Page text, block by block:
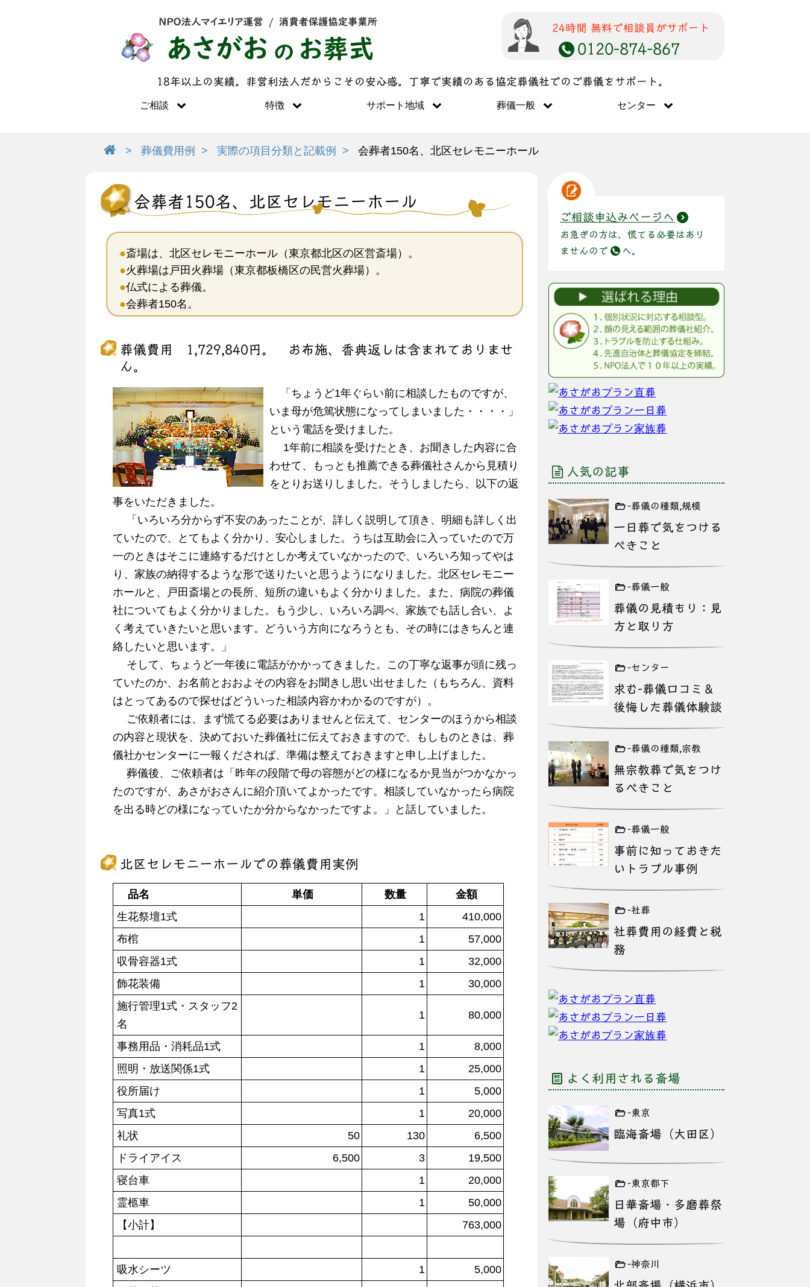
24時間 無料で相談員がサポート
0120-874-867
18年以上の実績。非営利法人だからこその安心感。丁寧で実績のある協定葬儀社でのご葬儀をサポート。
ご相談 特徴 サポート地域 葬儀一般 センター
葬儀費用例 実際の項目分類と記載例 会葬者150名、北区セレモニーホール
会葬者150名、北区セレモニーホール
●斎場は、北区セレモニーホール（東京都北区の区営斎場）。
●火葬場は戸田火葬場（東京都板橋区の民営火葬場）。
●仏式による葬儀。
●会葬者150名。
葬儀費用 1,729,840円。 お布施、香典返しは含まれておりませ
ん。
「ちょうど1年ぐらい前に相談したものですが、
いま母が危篤状態になってしまいました・・・・」
という電話を受けました。
1年前に相談を受けたとき、お聞きした内容に合
わせて、もっとも推薦できる葬儀社さんから見積り
をとりお送りしました。そうしましたら、以下の返
事をいただきました。
「いろいろ分からず不安のあったことが、詳しく説明して頂き、明細も詳しく出
ていたので、とてもよく分かり、安心しました。うちは互助会に入っていたので万
一のときはそこに連絡するだけとしか考えていなかったので、いろいろ知ってやは
り、家族の納得するような形で送りたいと思うようになりました。北区セレモニー
ホールと、戸田斎場との長所、短所の違いもよく分かりました。また、病院の葬儀
社についてもよく分かりました。もう少し、いろいろ調べ、家族でも話し合い、よ
く考えていきたいと思います。どういう方向になろうとも、その時にはきちんと連
絡したいと思います。」
そして、ちょうど一年後に電話がかかってきました。この丁寧な返事が頭に残っ
ていたのか、お名前とおおよその内容をお聞きし思い出せました（もちろん、資料
はとってあるので探せばどういった相談内容かわかるのですが）。
ご依頼者には、まず慌てる必要はありませんと伝えて、センターのほうから相談
の内容と現状を、決めておいた葬儀社に伝えておきますので、もしものときは、葬
儀社かセンターに一報くだされば、準備は整えておきますと申し上げました。
葬儀後、ご依頼者は「昨年の段階で母の容態がどの様になるか見当がつかなかっ
たのですが、あさがおさんに紹介頂いてよかったです。相談していなかったら病院
を出る時どの様になっていたか分からなかったですよ。」と話していました。
北区セレモニーホールでの葬儀費用実例
品名 単価 数量
金額
生花祭壇1式
1
410,000
布棺
1
57,000
収骨容器1式
1
32,000
飾花装備
1
30,000
施行管理1式・スタッフ2
名
1 80,000
事務用品・消耗品1式 1
8,000
照明・放送関係1式
1
25,000
役所届け
1
5,000
写真1式
1
20,000
礼状
50 130
6,500
ドライアイス
6,500 3
19,500
寝台車
1
20,000
霊柩車
1
50,000
【小計】
763,000
吸水シーツ 1
5,000
ご相談申込みページへ
お急ぎの方は、慌てる必要はあり
ませんので
へ。
人気の記事
-葬儀の種類,規模
一日葬で気をつける
べきこと
-葬儀一般
葬儀の見積もり：見
方と取り方
-センター
求む-葬儀口コミ＆
後悔した葬儀体験談
-葬儀の種類,宗教
無宗教葬で気をつけ
るべきこと
-葬儀一般
事前に知っておきた
いトラブル事例
-社葬
社葬費用の経費と税
務
よく利用される斎場
-東京
臨海斎場（大田区）
-東京都下
日華斎場・多磨葬祭
場（府中市）
-神奈川